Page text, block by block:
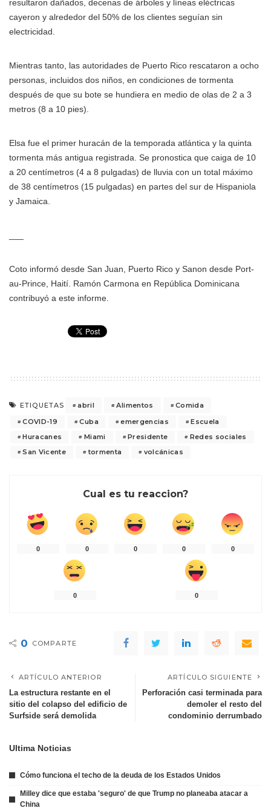
resultaron dañados, decenas de árboles y líneas eléctricas
cayeron y alrededor del 50% de los clientes seguían sin
electricidad.
Mientras tanto, las autoridades de Puerto Rico rescataron a ocho
personas, incluidos dos niños, en condiciones de tormenta
después de que su bote se hundiera en medio de olas de 2 a 3
metros (8 a 10 pies).
Elsa fue el primer huracán de la temporada atlántica y la quinta
tormenta más antigua registrada. Se pronostica que caiga de 10
a 20 centímetros (4 a 8 pulgadas) de lluvia con un total máximo
de 38 centímetros (15 pulgadas) en partes del sur de Hispaniola
y Jamaica.
Coto informó desde San Juan, Puerto Rico y Sanon desde Port-
au-Prince, Haití. Ramón Carmona en República Dominicana
contribuyó a este informe.
ETIQUETAS abril Alimentos
Comida
COVID-19
Cuba emergencias
Escuela
Huracanes
Miami Presidente
Redes sociales
San Vicente
tormenta volcánicas
Cual es tu reaccion?
0 0 0 0 0
0 0
0 COMPARTE
ARTÍCULO ANTERIOR
La estructura restante en el
sitio del colapso del edificio de
Surfside será demolida
ARTÍCULO SIGUIENTE
Perforación casi terminada para
demoler el resto del
condominio derrumbado
Ultima Noticias
Cómo funciona el techo de la deuda de los Estados Unidos
Milley dice que estaba 'seguro' de que Trump no planeaba atacar a
China